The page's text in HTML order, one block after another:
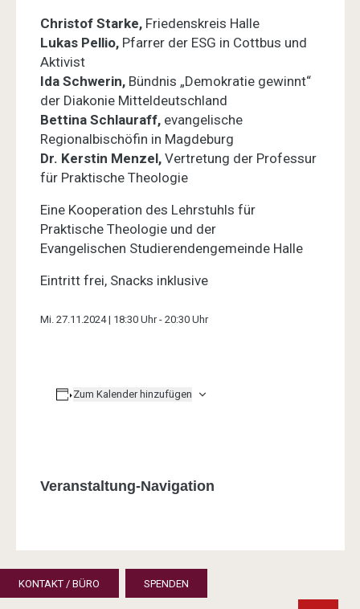
Christof Starke,Friedenskreis Halle
Lukas Pellio,Pfarrer der ESG in Cottbus und
Aktivist
Ida Schwerin,Bündnis „Demokratie gewinnt“
der Diakonie Mitteldeutschland
Bettina Schlauraff,evangelische
Regionalbischöfin in Magdeburg
Dr. Kerstin Menzel,Vertretung der Professur
für Praktische Theologie
Eine Kooperation des Lehrstuhls für
Praktische Theologie und der
Evangelischen Studierendengemeinde Halle
Eintritt frei, Snacks inklusive
Mi. 27.11.2024 | 18:30 Uhr- 20:30 Uhr
Zum Kalender hinzufügen
Veranstaltung-Navigation
KONTAKT / BÜRO SPENDEN